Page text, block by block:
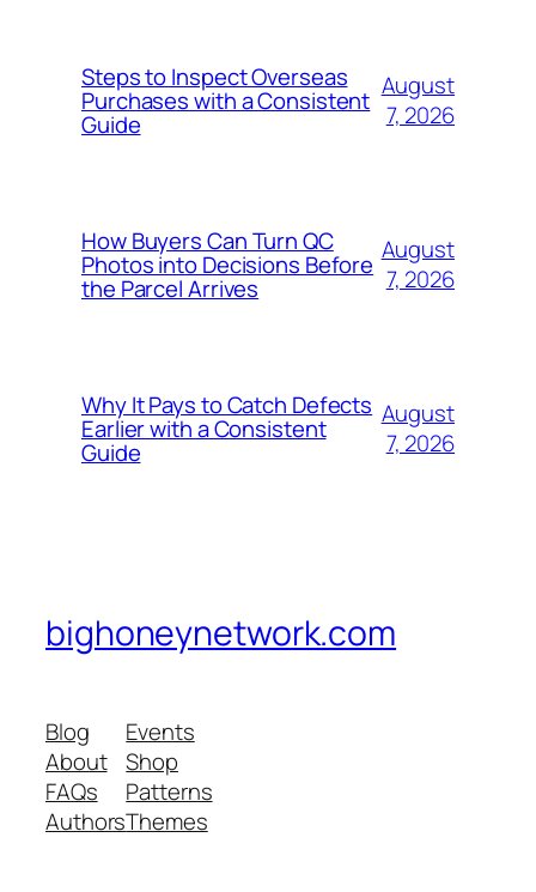
Steps to Inspect Overseas
Purchases with a Consistent
Guide
August
7, 2026
How Buyers Can Turn QC
Photos into Decisions Before
the Parcel Arrives
August
7, 2026
Why It Pays to Catch Defects
Earlier with a Consistent
Guide
August
7, 2026
bighoneynetwork.com
Blog
About
FAQs
Authors
Events
Shop
Patterns
Themes